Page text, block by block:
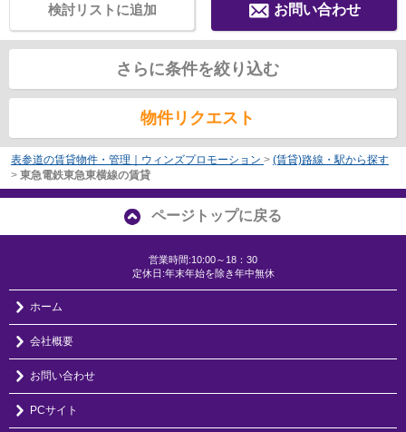
お問い合わせ
検討リストに追加
さらに条件を絞り込む
物件リクエスト
表参道の賃貸物件・管理｜ウィンズプロモーション > (賃貸)路線・駅から探す
> 東急電鉄東急東横線の賃貸
ページトップに戻る
営業時間:10:00～18：30
定休日:年末年始を除き年中無休
ホーム
会社概要
お問い合わせ
PCサイト